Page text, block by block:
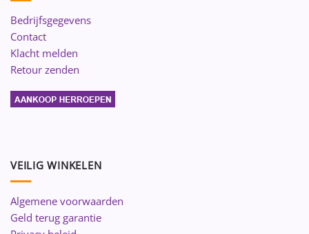
Bedrijfsgegevens
Contact
Klacht melden
Retour zenden
VEILIG WINKELEN
Algemene voorwaarden
Geld terug garantie